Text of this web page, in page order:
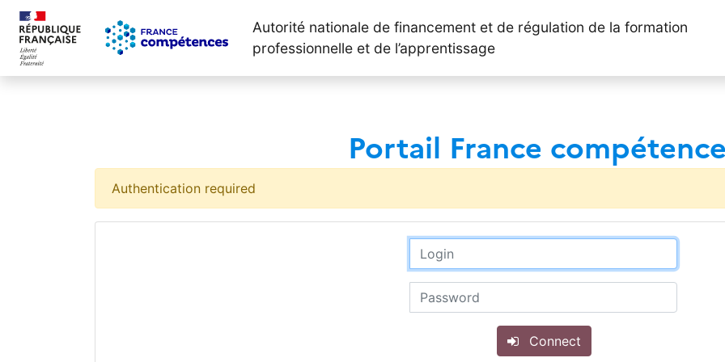
Autorité nationale de financement et de régulation de la formation
professionnelle et de l’apprentissage
Portail France
Authentication required
Connect